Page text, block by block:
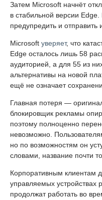
Затем Microsoft начнёт
в стабильной версии
предупредить и отправить
Microsoft уверяет, что
Edge осталось лишь 58
аудиторией, а для 55 из
альтернативы на новой
ещё не означает
Главная потеря —
блокировщик рекламы
поэтому полноценно
невозможно.
но по возможностям он
словами, название почти
Корпоративным клиентам
управляемых устройствах
продолжат работать во